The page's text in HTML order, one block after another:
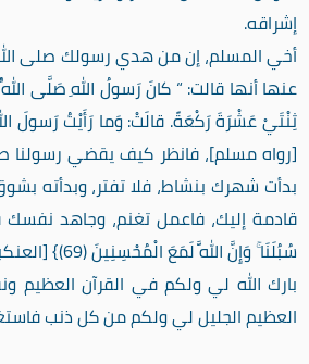
إشراقه.
أخي المسلم، إن من هدي رسولك صلى
عنها أنها قالت: “ كانَ رَسولُ اللهِ صَلَّى
ثِنْتَيْ عَشْرَةَ رَكْعَةً. قالَتْ: وَما رَأَيْتُ رَسولَ
[رواه مسلم]، فانظر كيف يقضي رسولنا
بدأت شهرك بنشاط، فلا تفتر، وبدأته
قادمة إليك، فاعمل تغنم، وجاهد نفسك
سُبُلَنَا ۚ وَإِنَّ اللَّهَ لَمَعَ الْمُحْسِنِينَ (69)} [العنكبوت].
بارك الله لي ولكم في القرآن العظيم
العظيم الجليل لي ولكم من كل ذنب